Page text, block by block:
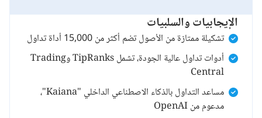
الإيجابيات والسلبيات
تشكيلة ممتازة من الأصول تضم أكثر من 15,000 أداة تداول
أدوات تداول عالية الجودة، تشمل TipRanks وTrading
Central
مساعد التداول بالذكاء الاصطناعي الداخلي "Kaiana"،
مدعوم من OpenAI